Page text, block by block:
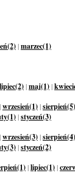
|marzec(1)
lipiec(2)|maj(1)|
|wrzesień(1)|sierpień(5)
|styczeń(3)
|wrzesień(3)|sierpień(4)
|styczeń(2)
|lipiec(1)|